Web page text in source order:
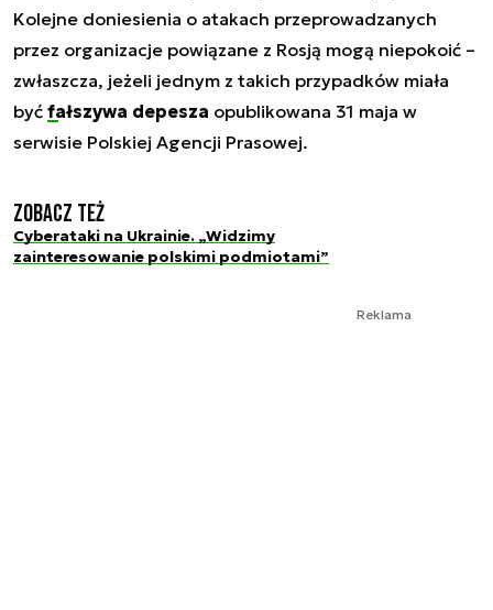
Kolejne doniesienia o atakach przeprowadzanych
przez organizacje powiązane z Rosją mogą niepokoić –
zwłaszcza, jeżeli jednym z takich przypadków miała
być fałszywa depesza opublikowana 31 maja w
serwisie Polskiej Agencji Prasowej.
Zobacz też
Cyberataki na Ukrainie. „Widzimy
zainteresowanie polskimi podmiotami”
Reklama